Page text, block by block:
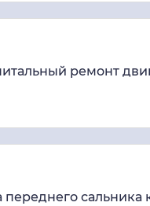
ремонт
переднего сальника